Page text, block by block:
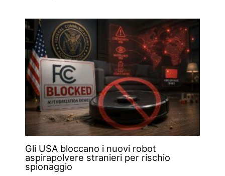
Gli USA bloccano i nuovi robot
aspirapolvere stranieri per rischio
spionaggio